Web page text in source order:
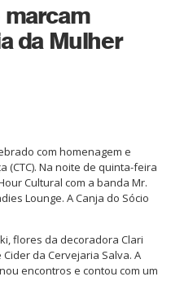
da Mulher
com homenagem e
(CTC). Na noite de quinta-feira
Cultural com a banda Mr.
Lounge. A Canja do Sócio
flores da decoradora Clari
da Cervejaria Salva. A
encontros e contou com um